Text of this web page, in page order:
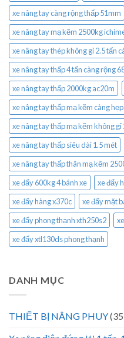
xe nâng tay càng rộng thấp 51mm
xe nâng tay mạ kẽm 2500kg
xe nâng tay thép không gỉ 2.5 tấn
xe nâng tay thấp 4 tấn càng rộng
xe nâng tay thấp 2000kg ac20m
xe nâng tay thấp mạ kẽm càng
xe nâng tay thấp mạ kẽm không gỉ
xe nâng tay thấp siêu dài 1.5 mét
xe nâng tay thấp thân mạ kẽm
xe đẩy 600kg 4 bánh xe
xe đẩy
xe đẩy hàng x370c
xe đẩy mặt
xe đẩy phong thạnh xth250s2
xe đẩy xtl130ds phong thạnh
DANH MỤC
THIẾT BỊ NÂNG PHUY